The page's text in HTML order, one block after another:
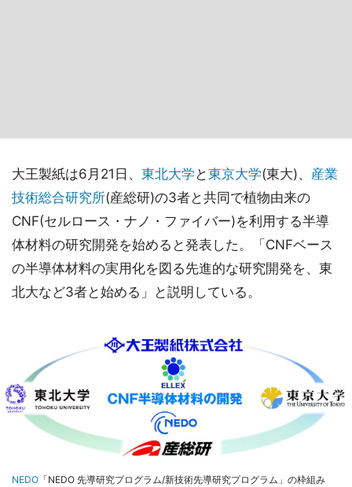
大王製紙は6月21日、 東北大学 と東京大学(東大)、 産業
技術総合研究所(産総研)の3者と共同で植物由来の
CNF(セルロース・ナノ・ファイバー)を利用する半導
体材料の研究開発を始めると発表した。「CNFベース
の半導体材料の実用化を図る先進的な研究開発を、東
北大など3者と始める」と説明している。
NEDO 「NEDO 先導研究プログラム/新技術先導研究プログラム」の枠組み